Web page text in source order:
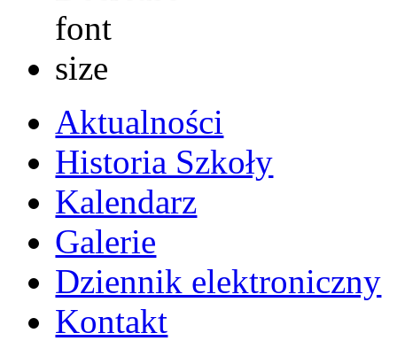
Aktualności
Historia Szkoły
Kalendarz
Galerie
Dziennik elektroniczny
Kontakt